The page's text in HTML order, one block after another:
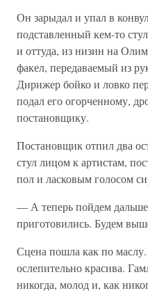
Он зарыдал и упал в
подставленный кем-то
и оттуда, из низин на
факел, передаваемый из
Дирижер бойко и ловко
подал его огорченному,
постановщику.
Постановщик отпил два
стул лицом к артистам,
пол и ласковым голосом
— А теперь пойдем
приготовились. Будем
Сцена пошла как по
ослепительно красива.
никогда, молод и, как